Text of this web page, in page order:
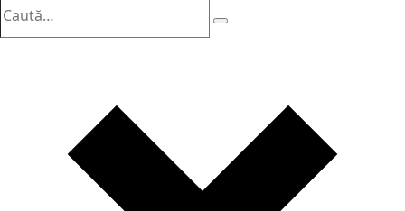
Search